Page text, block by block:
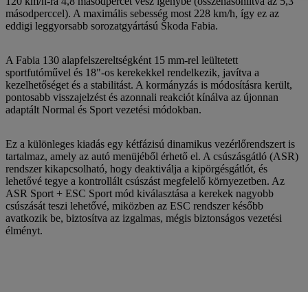
másodperccel). A maximális sebesség most 228 km/h, így ez az
eddigi leggyorsabb sorozatgyártású Škoda Fabia.
A Fabia 130 alapfelszereltségként 15 mm-rel leültetett
sportfutóművel és 18"-os kerekekkel rendelkezik, javítva a
kezelhetőséget és a stabilitást. A kormányzás is módosításra került,
pontosabb visszajelzést és azonnali reakciót kínálva az újonnan
adaptált Normal és Sport vezetési módokban.
Ez a különleges kiadás egy kétfázisú dinamikus vezérlőrendszert is
tartalmaz, amely az autó menüjéből érhető el. A csúszásgátló (ASR)
rendszer kikapcsolható, hogy deaktiválja a kipörgésgátlót, és
lehetővé tegye a kontrollált csúszást megfelelő környezetben. Az
ASR Sport + ESC Sport mód kiválasztása a kerekek nagyobb
csúszását teszi lehetővé, miközben az ESC rendszer később
avatkozik be, biztosítva az izgalmas, mégis biztonságos vezetési
élményt.